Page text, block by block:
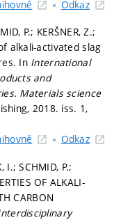
Odkaz
P.; KERŠNER, Z.;
alkali-activated slag
In International
and
Materials science
2018. iss. 1,
Odkaz
I.; SCHMID, P.;
OF ALKALI-
CARBON